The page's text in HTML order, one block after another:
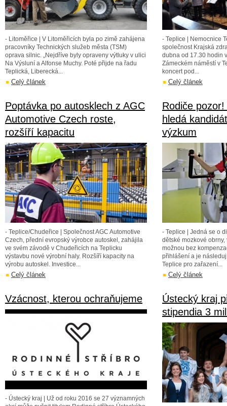
- Litoměřice | V Litoměřicích byla po zimě zahájena
pracovníky Technických služeb města (TSM)
oprava silnic. „Nejdříve byly opraveny výtluky v ulici
Na Výsluní a Alfonse Muchy. Poté přijde na řadu
Teplická, Liberecká...
Celý článek
- Teplice | Nemocnice
společnost Krajská
dubna od 17.30 hodin
Zámeckém náměstí v
koncert pod...
Celý článek
Poptávka po autosklech z AGC
Automotive Czech roste,
rozšíří kapacitu
- Teplice/Chudeřice | Společnost AGC Automotive
Czech, přední evropský výrobce autoskel, zahájila
ve svém závodě v Chudeřicích na Teplicku
výstavbu nové výrobní haly. Rozšíří kapacity na
výrobu autoskel. Investice...
Celý článek
Rodiče
hledá
výzkum
- Teplice | Jedná se o
dětské mozkové
možnou bez
přihlášení a je
Teplice pro zařazení...
Celý článek
Vzácnost, kterou ochraňujeme
- Ústecký kraj | Už od roku 2016 se 27 významných
Ústecký kraj
stipendia 3